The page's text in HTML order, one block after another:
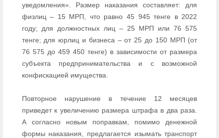
уведомления». Размер наказания составляет: для
физлиц – 15 МРП, что равно 45 945 тенге в 2022
году; для должностных лиц – 25 МРП или 76 575
тенге; для юрлиц и бизнеса – от 25 до 150 МРП (от
76 575 до 459 450 тенге) в зависимости от размера
субъекта предпринимательства и с возможной
конфискацией имущества.
Повторное нарушение в течение 12 месяцев
приведет к увеличению размера штрафа в два раза.
А согласно новым поправкам, помимо денежной
формы наказания, предлагается изымать транспорт